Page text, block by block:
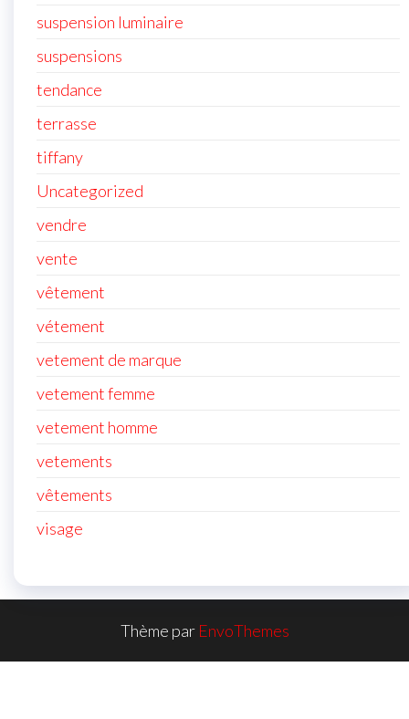
suspension luminaire
suspensions
tendance
terrasse
tiffany
Uncategorized
vendre
vente
vêtement
vétement
vetement de marque
vetement femme
vetement homme
vetements
vêtements
visage
Thème par EnvoThemes